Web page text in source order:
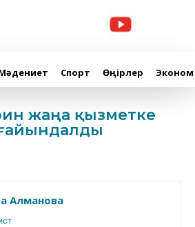
Спорт Өңірлер
жаңа қызметке
Алманова